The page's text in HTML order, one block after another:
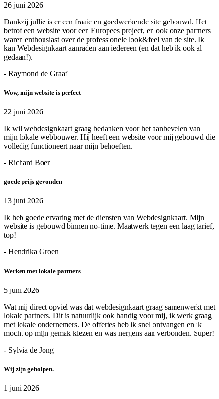
26 juni 2026
Dankzij jullie is er een fraaie en goedwerkende site gebouwd. Het
betrof een website voor een Europees project, en ook onze partners
waren enthousiast over de professionele look&feel van de site. Ik
kan Webdesignkaart aanraden aan iedereen (en dat heb ik ook al
gedaan!).
- Raymond de Graaf
Wow, mijn website is perfect
22 juni 2026
Ik wil webdesignkaart graag bedanken voor het aanbevelen van
mijn lokale webbouwer. Hij heeft een website voor mij gebouwd die
volledig functioneert naar mijn behoeften.
- Richard Boer
goede prijs gevonden
13 juni 2026
Ik heb goede ervaring met de diensten van Webdesignkaart. Mijn
website is gebouwd binnen no-time. Maatwerk tegen een laag tarief,
top!
- Hendrika Groen
Werken met lokale partners
5 juni 2026
Wat mij direct opviel was dat webdesignkaart graag samenwerkt met
lokale partners. Dit is natuurlijk ook handig voor mij, ik werk graag
met lokale ondernemers. De offertes heb ik snel ontvangen en ik
mocht op mijn gemak kiezen en was nergens aan verbonden. Super!
- Sylvia de Jong
Wij zijn geholpen.
1 juni 2026